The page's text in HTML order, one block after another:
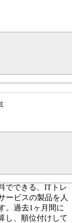
できる、ITトレ
ビスの製品を人
過去1ヶ月間に
、順位付けして